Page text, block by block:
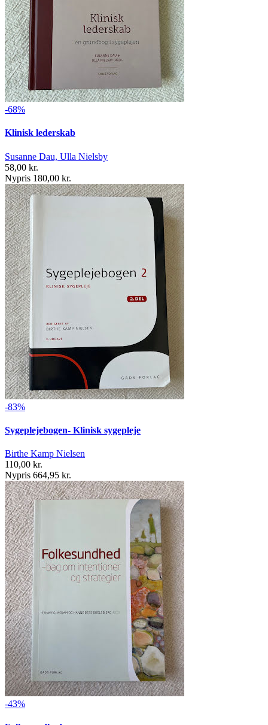
-68%
Klinisk lederskab
Susanne Dau, Ulla Nielsby
58,00 kr.
Nypris 180,00 kr.
-83%
Sygeplejebogen- Klinisk sygepleje
Birthe Kamp Nielsen
110,00 kr.
Nypris 664,95 kr.
-43%